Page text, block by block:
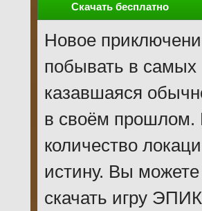
Скачать бесплатно
Новое
побывать в самых
казавшаяся
в своём прошлом.
количество
истину. Вы
скачать игру